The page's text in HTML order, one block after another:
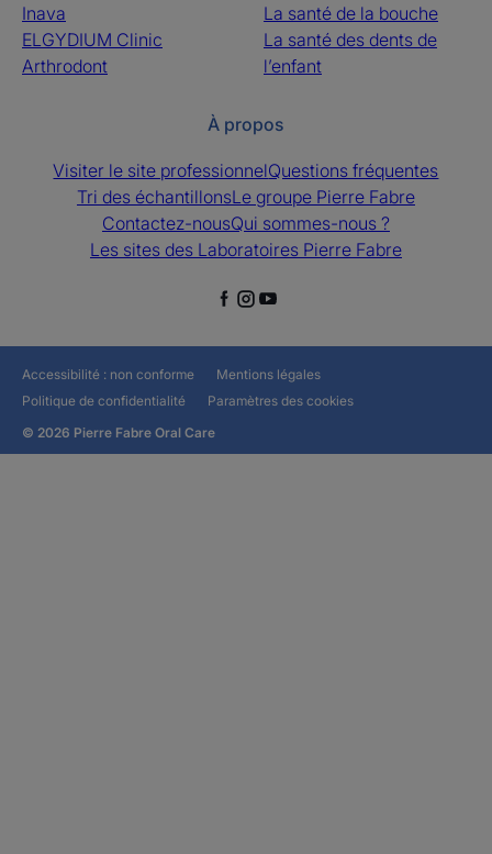
Inava
ELGYDIUM Clinic
Arthrodont
La santé de la bouche
La santé des dents de
l’enfant
À propos
Visiter le site professionnelQuestions fréquentes
Tri des échantillonsLe groupe Pierre Fabre
Contactez-nousQui sommes-nous ?
Les sites des Laboratoires Pierre Fabre
Accessibilité : non conforme
Mentions légales
Politique de confidentialité
Paramètres des cookies
© 2026 Pierre Fabre Oral Care